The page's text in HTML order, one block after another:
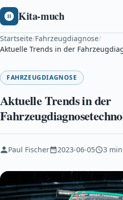
Kita-much
Startseite/Fahrzeugdiagnose/
Aktuelle Trends in der
FAHRZEUGDIAGNOSE
Aktuelle Trends in der
Paul Fischer 2023-06-05 3